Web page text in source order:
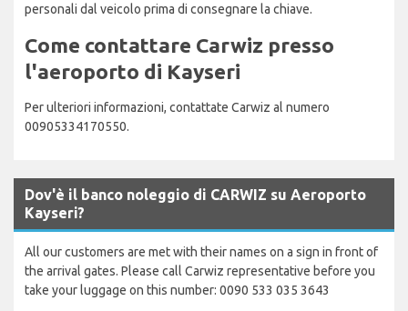
personali dal veicolo prima di consegnare la chiave.
Come contattare Carwiz presso
l'aeroporto di Kayseri
Per ulteriori informazioni, contattate Carwiz al numero
00905334170550.
Dov'è il banco noleggio di CARWIZ su Aeroporto
Kayseri?
All our customers are met with their names on a sign in front of
the arrival gates. Please call Carwiz representative before you
take your luggage on this number: 0090 533 035 3643